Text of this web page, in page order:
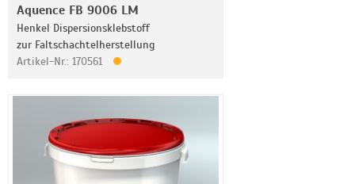
Aquence FB 9006 LM
Henkel Dispersionsklebstoff
zur Faltschachtelherstellung
Artikel-Nr.: 170561